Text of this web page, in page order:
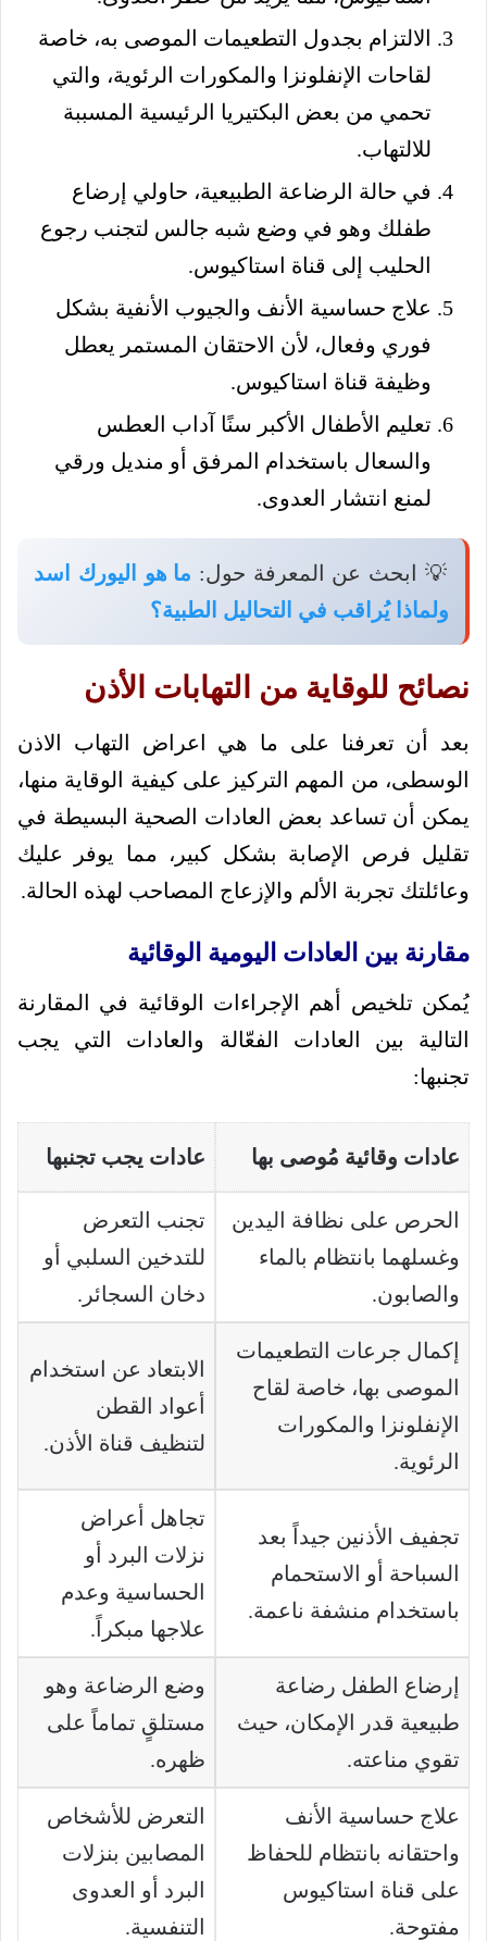
الالتزام بجدول التطعيمات الموصى به، خاصة
لقاحات الإنفلونزا والمكورات الرئوية، والتي
تحمي من بعض البكتيريا الرئيسية المسببة
للالتهاب.
في حالة الرضاعة الطبيعية، حاولي إرضاع
طفلك وهو في وضع شبه جالس لتجنب رجوع
الحليب إلى قناة استاكيوس.
علاج حساسية الأنف والجيوب الأنفية بشكل
فوري وفعال، لأن الاحتقان المستمر يعطل
وظيفة قناة استاكيوس.
تعليم الأطفال الأكبر سنًا آداب العطس
والسعال باستخدام المرفق أو منديل ورقي
لمنع انتشار العدوى.
💡 ابحث عن المعرفة حول: ما هو اليورك اسد
ولماذا يُراقب في التحاليل الطبية؟
نصائح للوقاية من التهابات الأذن
بعد أن تعرفنا على ما هي اعراض التهاب الاذن
الوسطى، من المهم التركيز على كيفية الوقاية منها،
يمكن أن تساعد بعض العادات الصحية البسيطة في
تقليل فرص الإصابة بشكل كبير، مما يوفر عليك
وعائلتك تجربة الألم والإزعاج المصاحب لهذه الحالة.
مقارنة بين العادات اليومية الوقائية
يُمكن تلخيص أهم الإجراءات الوقائية في المقارنة
التالية بين العادات الفعّالة والعادات التي يجب
تجنبها:
عادات وقائية مُوصى بها عادات يجب تجنبها
الحرص على نظافة اليدين
وغسلهما بانتظام بالماء
والصابون.
تجنب التعرض
للتدخين السلبي أو
دخان السجائر.
إكمال جرعات التطعيمات
الموصى بها، خاصة لقاح
الإنفلونزا والمكورات
الرئوية.
الابتعاد عن استخدام
أعواد القطن
لتنظيف قناة الأذن.
تجفيف الأذنين جيداً بعد
السباحة أو الاستحمام
باستخدام منشفة ناعمة.
تجاهل أعراض
نزلات البرد أو
الحساسية وعدم
علاجها مبكراً.
إرضاع الطفل رضاعة
طبيعية قدر الإمكان، حيث
تقوي مناعته.
وضع الرضاعة وهو
مستلقٍ تماماً على
ظهره.
علاج حساسية الأنف
واحتقانه بانتظام للحفاظ
على قناة استاكيوس
مفتوحة.
التعرض للأشخاص
المصابين بنزلات
البرد أو العدوى
التنفسية.